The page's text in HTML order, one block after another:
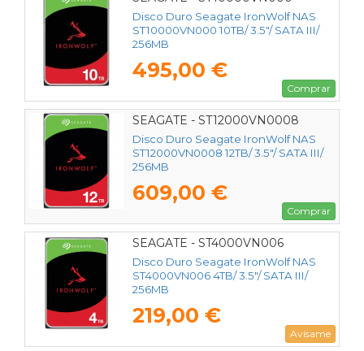
Disco Duro Seagate IronWolf NAS
ST10000VN000 10TB/ 3.5"/ SATA III/
256MB
495,00 €
Comprar
SEAGATE - ST12000VN0008
Disco Duro Seagate IronWolf NAS
ST12000VN0008 12TB/ 3.5"/ SATA III/
256MB
609,00 €
Comprar
SEAGATE - ST4000VN006
Disco Duro Seagate IronWolf NAS
ST4000VN006 4TB/ 3.5"/ SATA III/
256MB
219,00 €
Avísame